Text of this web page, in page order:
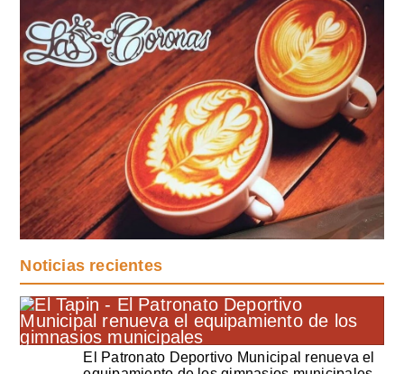
Noticias recientes
El Patronato Deportivo Municipal renueva el